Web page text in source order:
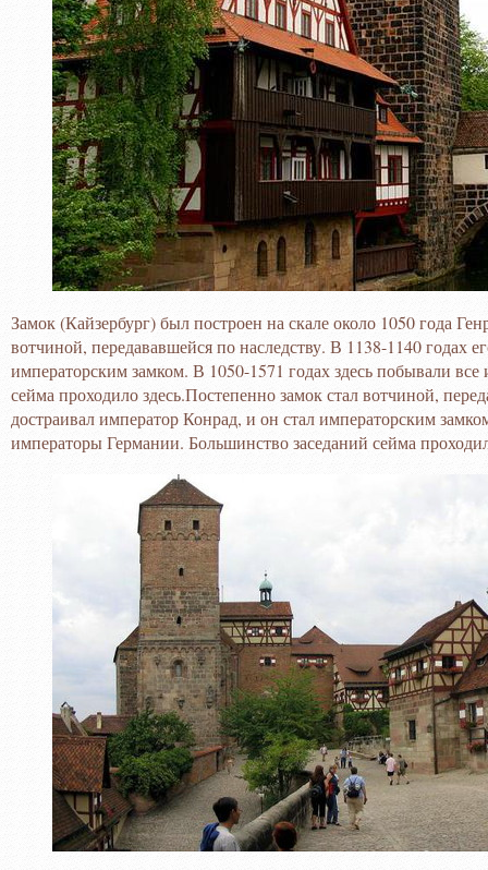
Замок (Кайзербург) был построен на скале около 1050 года
вотчиной, передававшейся по наследству. В 1138-1140 годах
императорским замком. В 1050-1571 годах здесь побывали
сейма проходило здесь.Постепенно замок стал вотчиной,
достраивал император Конрад, и он стал императорским
императоры Германии. Большинство заседаний сейма